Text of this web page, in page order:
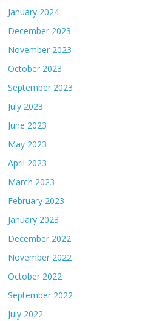
January 2024
December 2023
November 2023
October 2023
September 2023
July 2023
June 2023
May 2023
April 2023
March 2023
February 2023
January 2023
December 2022
November 2022
October 2022
September 2022
July 2022